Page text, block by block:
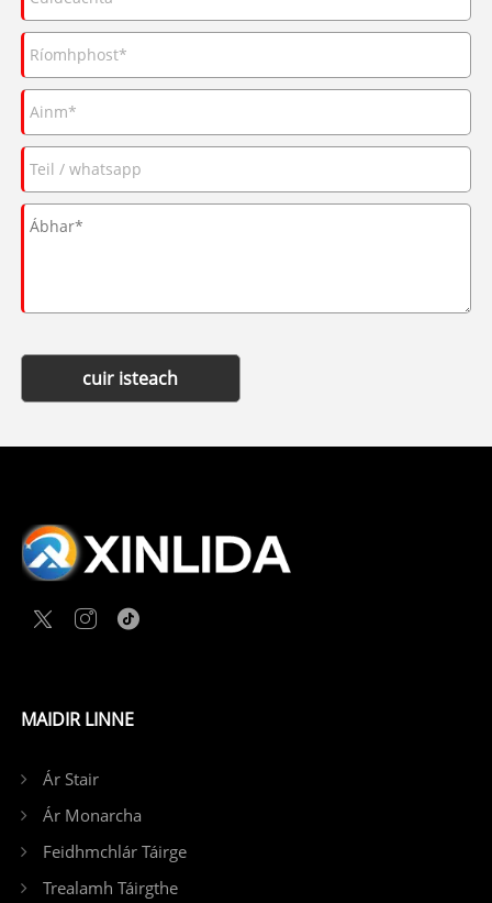
cuir isteach
MAIDIR LINNE
Ár Stair
Ár Monarcha
Feidhmchlár Táirge
Trealamh Táirgthe